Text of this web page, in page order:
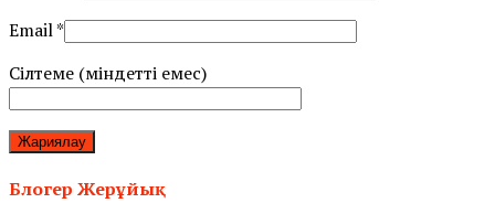
Email*
Сілтеме (міндетті емес)
Блогер Жерұйық